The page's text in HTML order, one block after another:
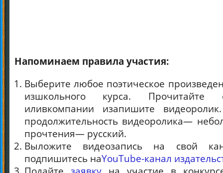
Напоминаем правила участия:
Выберите любое поэтическое
изшкольного курса. Прочитайте
иливкомпании изапишите
продолжительность видеоролика—
прочтения— русский.
Выложите видеозапись на свой
подпишитесь наYouTube-канал